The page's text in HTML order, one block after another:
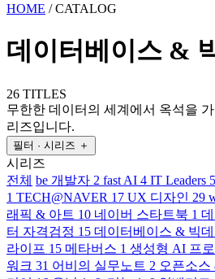
HOME / CATALOG
데이터베이스 &
26 TITLES
무한한 데이터의 세계에서 옥석을
리즈입니다.
필터 · 시리즈 ＋
시리즈
전체 be 개발자 2 fast AI 4 IT Leaders
1 TECH@NAVER 17 UX 디자인 29
래픽 & 아트 10 네이버 스타트북 1
터 자격검정 15 데이터베이스 & 빅데
라이프 15 메타버스 1 생성형 AI 프
워크 31 어비의 실무노트 2 오픈소스